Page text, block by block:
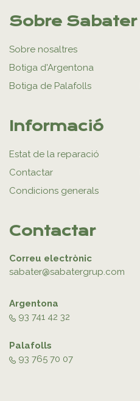
Sobre Sabater
Sobre nosaltres
Botiga d'Argentona
Botiga de Palafolls
Informació
Estat de la reparació
Contactar
Condicions generals
Contactar
Correu electrònic
sabater@sabatergrup.com
Argentona
93 741 42 32
Palafolls
93 765 70 07